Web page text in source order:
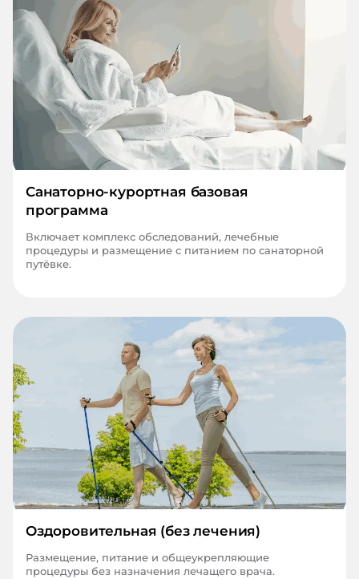
Санаторно-курортная базовая
программа
Включает комплекс обследований, лечебные
процедуры и размещение с питанием по санаторной
путёвке.
Оздоровительная (без лечения)
Размещение, питание и общеукрепляющие
процедуры без назначения лечащего врача.